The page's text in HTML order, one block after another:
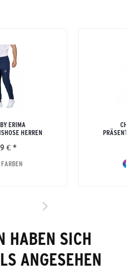
ERIMA
HERREN
€ *
HABEN SICH
ANGESEHEN